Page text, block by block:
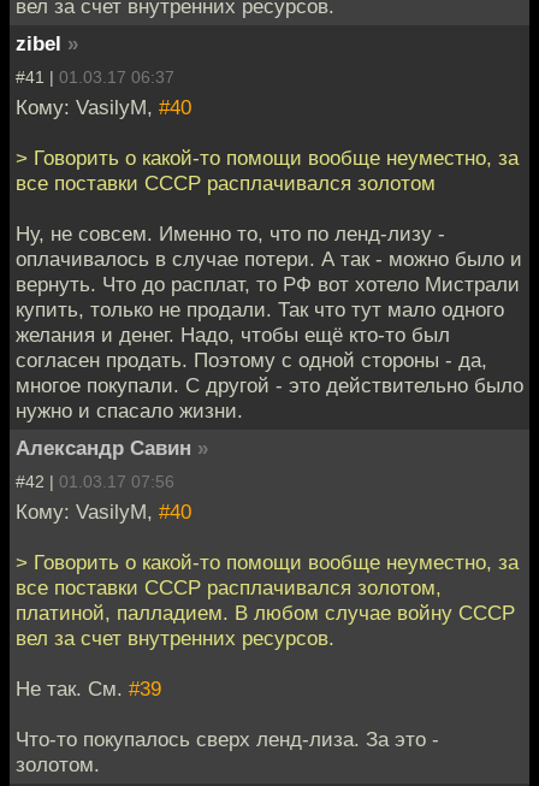
вел за счет внутренних ресурсов.
zibel »
#41 | 01.03.17 06:37
Кому: VasilyM, #40
> Говорить о какой-то помощи вообще неуместно, за
все поставки СССР расплачивался золотом
Ну, не совсем. Именно то, что по ленд-лизу -
оплачивалось в случае потери. А так - можно было и
вернуть. Что до расплат, то РФ вот хотело Мистрали
купить, только не продали. Так что тут мало одного
желания и денег. Надо, чтобы ещё кто-то был
согласен продать. Поэтому с одной стороны - да,
многое покупали. С другой - это действительно было
нужно и спасало жизни.
Александр Савин »
#42 | 01.03.17 07:56
Кому: VasilyM, #40
> Говорить о какой-то помощи вообще неуместно, за
все поставки СССР расплачивался золотом,
платиной, палладием. В любом случае войну СССР
вел за счет внутренних ресурсов.
Не так. См. #39
Что-то покупалось сверх ленд-лиза. За это -
золотом.